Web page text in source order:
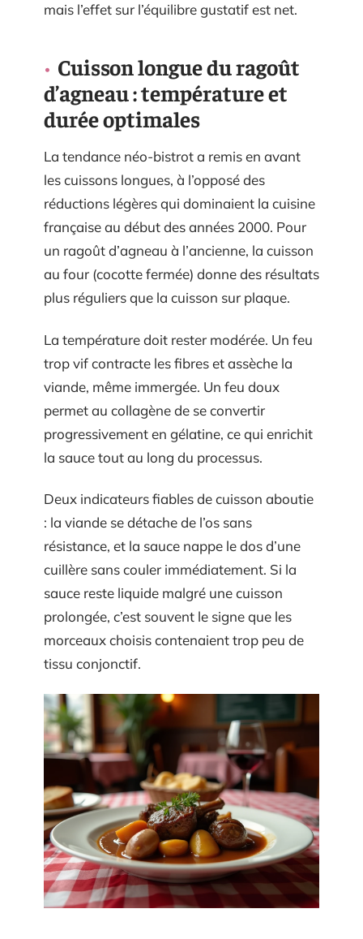
mais l’effet sur l’équilibre gustatif est net.
Cuisson longue du ragoût
d’agneau : température et
durée optimales
La tendance néo-bistrot a remis en avant
les cuissons longues, à l’opposé des
réductions légères qui dominaient la cuisine
française au début des années 2000. Pour
un ragoût d’agneau à l’ancienne, la cuisson
au four (cocotte fermée) donne des résultats
plus réguliers que la cuisson sur plaque.
La température doit rester modérée. Un feu
trop vif contracte les fibres et assèche la
viande, même immergée. Un feu doux
permet au collagène de se convertir
progressivement en gélatine, ce qui enrichit
la sauce tout au long du processus.
Deux indicateurs fiables de cuisson aboutie
: la viande se détache de l’os sans
résistance, et la sauce nappe le dos d’une
cuillère sans couler immédiatement. Si la
sauce reste liquide malgré une cuisson
prolongée, c’est souvent le signe que les
morceaux choisis contenaient trop peu de
tissu conjonctif.